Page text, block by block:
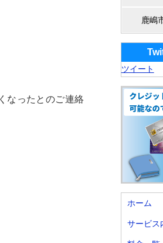
なったとのご連絡
鹿嶋
ツイート
ホーム
サービス